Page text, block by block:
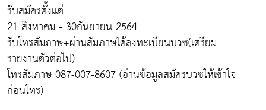
รับสมัครตั้งเเต่
21 สิงหาคม - 30กันยายน 2564
รับโทรสัมภาษ+ผ่านสัมภาษได้ลงทะเบียนบวช(เตรียม
รายงานตัวต่อไป)
โทรสัมภาษ 087-007-8607 (อ่านข้อมูลสมัครบวชให้เข้าใจ
ก่อนโทร)